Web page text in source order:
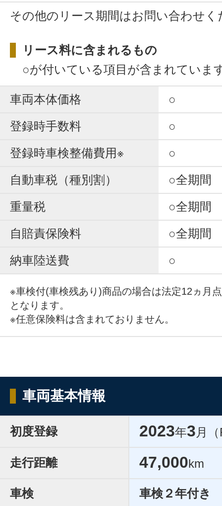
その他のリース期間はお問い合わせく
リース料に含まれるもの
○が付いている項目が含まれていま
車両本体価格
○
登録時手数料
○
登録時車検整備費用※
○
自動車税（種別割）
○全期間
重量税
○全期間
自賠責保険料
○全期間
納車陸送費
○
※車検付(車検残あり)商品の場合は法定12ヵ月
となります。
※任意保険料は含まれておりません。
車両基本情報
初度登録 2023年3 月
走行距離 47,000km
車検 車検２年付き